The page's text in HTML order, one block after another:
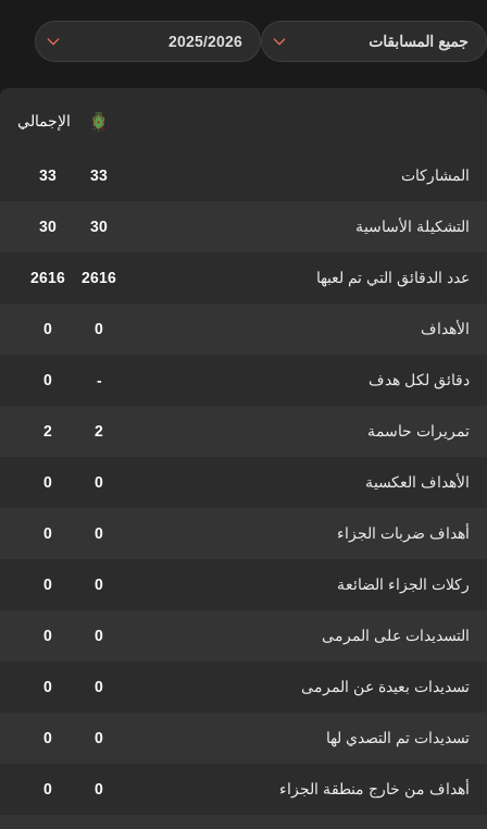
جميع المسابقات 2025/2026
الإجمالي
المشاركات 33
33
التشكيلة الأساسية 30
30
عدد الدقائق التي تم لعبها 2616
2616
الأهداف 0
0
دقائق لكل هدف -
0
تمريرات حاسمة 2
2
الأهداف العكسية 0
0
أهداف ضربات الجزاء 0
0
ركلات الجزاء الضائعة 0
0
التسديدات على المرمى 0
0
تسديدات بعيدة عن المرمى 0
0
تسديدات تم التصدي لها 0
0
أهداف من خارج منطقة الجزاء 0
0